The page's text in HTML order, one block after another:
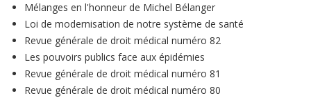
Mélanges en l'honneur de Michel Bélanger
Loi de modernisation de notre système de santé
Revue générale de droit médical numéro 82
Les pouvoirs publics face aux épidémies
Revue générale de droit médical numéro 81
Revue générale de droit médical numéro 80